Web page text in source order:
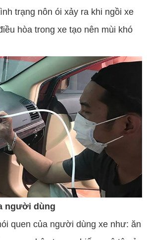
trạng nôn ói xảy ra khi ngồi xe
hòa trong xe tạo nên mùi khó
người dùng
quen của người dùng xe như: ăn